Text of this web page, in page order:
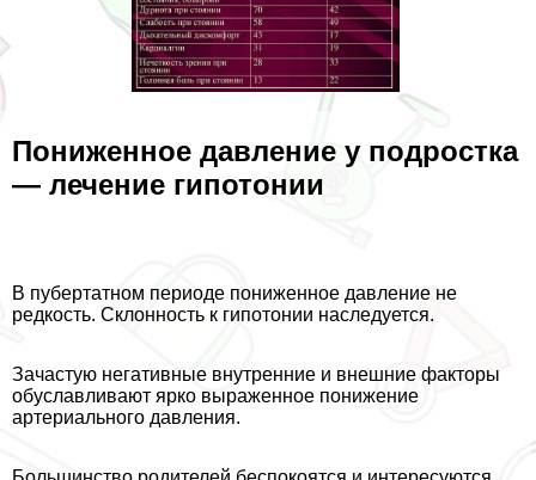
Пониженное давление у подростка
— лечение гипотонии
В пубертатном периоде пониженное давление не
редкость. Склонность к гипотонии наследуется.
Зачастую негативные внутренние и внешние факторы
обуславливают ярко выраженное понижение
артериального давления.